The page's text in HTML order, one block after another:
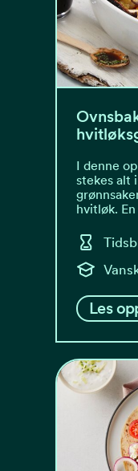
I denne
stekes alt
hvitløk.
Les